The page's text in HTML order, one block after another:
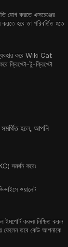
যোগ করতে এক্সচেঞ্জের
হবে তা পরিবর্তিত হতে
করে Wiki Cat
ক্রিপ্টো-টু-ক্রিপ্টো
সমর্থিত হলে, আপনি
সমর্থন করে৷
ওয়ালেট
করুন৷ নিশ্চিত করুন
ফেলেন তবে কেউ আপনাকে